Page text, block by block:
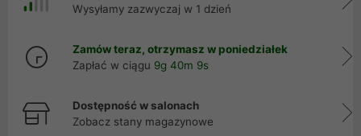
Wysyłamy zazwyczaj w 1 dzień
Zamów teraz, otrzymasz w poniedziałek
Zapłać w ciągu 9g 40m 8s
Dostępność w salonach
Zobacz stany magazynowe